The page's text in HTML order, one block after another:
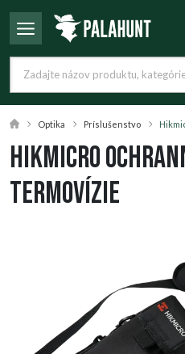
Optika Príslušenstvo
Hikmicro
termovízie